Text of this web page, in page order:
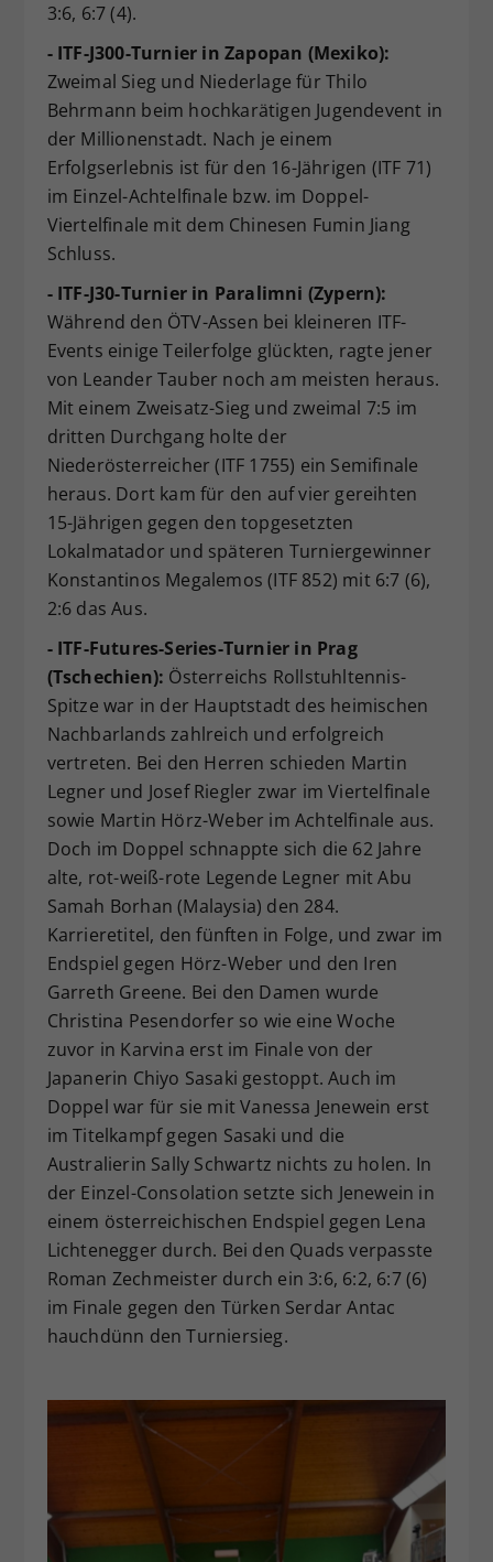
3:6, 6:7 (4).
- ITF-J300-Turnier in Zapopan (Mexiko):
Zweimal Sieg und Niederlage für Thilo
Behrmann beim hochkarätigen Jugendevent in
der Millionenstadt. Nach je einem
Erfolgserlebnis ist für den 16-Jährigen (ITF 71)
im Einzel-Achtelfinale bzw. im Doppel-
Viertelfinale mit dem Chinesen Fumin Jiang
Schluss.
- ITF-J30-Turnier in Paralimni (Zypern):
Während den ÖTV-Assen bei kleineren ITF-
Events einige Teilerfolge glückten, ragte jener
von Leander Tauber noch am meisten heraus.
Mit einem Zweisatz-Sieg und zweimal 7:5 im
dritten Durchgang holte der
Niederösterreicher (ITF 1755) ein Semifinale
heraus. Dort kam für den auf vier gereihten
15-Jährigen gegen den topgesetzten
Lokalmatador und späteren Turniergewinner
Konstantinos Megalemos (ITF 852) mit 6:7 (6),
2:6 das Aus.
- ITF-Futures-Series-Turnier in Prag
(Tschechien): Österreichs Rollstuhltennis-
Spitze war in der Hauptstadt des heimischen
Nachbarlands zahlreich und erfolgreich
vertreten. Bei den Herren schieden Martin
Legner und Josef Riegler zwar im Viertelfinale
sowie Martin Hörz-Weber im Achtelfinale aus.
Doch im Doppel schnappte sich die 62 Jahre
alte, rot-weiß-rote Legende Legner mit Abu
Samah Borhan (Malaysia) den 284.
Karrieretitel, den fünften in Folge, und zwar im
Endspiel gegen Hörz-Weber und den Iren
Garreth Greene. Bei den Damen wurde
Christina Pesendorfer so wie eine Woche
zuvor in Karvina erst im Finale von der
Japanerin Chiyo Sasaki gestoppt. Auch im
Doppel war für sie mit Vanessa Jenewein erst
im Titelkampf gegen Sasaki und die
Australierin Sally Schwartz nichts zu holen. In
der Einzel-Consolation setzte sich Jenewein in
einem österreichischen Endspiel gegen Lena
Lichtenegger durch. Bei den Quads verpasste
Roman Zechmeister durch ein 3:6, 6:2, 6:7 (6)
im Finale gegen den Türken Serdar Antac
hauchdünn den Turniersieg.